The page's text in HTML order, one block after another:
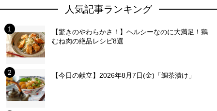
人気記事ランキング
【驚きのやわらかさ！】ヘルシーなのに大満足！鶏
むね肉の絶品レシピ8選
【今日の献立】2026年8月7日(金)「鯛茶漬け」